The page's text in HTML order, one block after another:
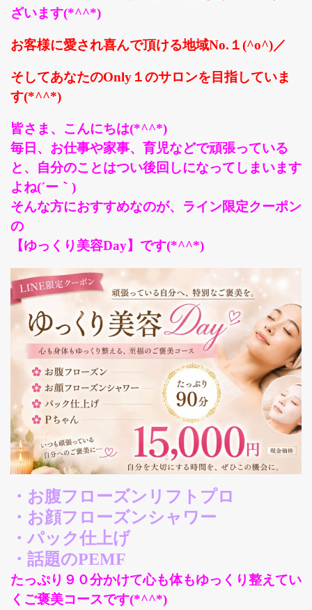
耳つぼダイエットスクール
GKスクール
ゲットレディー紹介
お客様のビフォーアフター
メディア情報
本店（福山店）
西条店
船町店
マイスリムレディー/公式
お問合せ
GKスクールへのお問合せ
ざいます(*^^*)
お客様に愛され喜んで頂ける地域No.１(^o^)／
そしてあなたのOnly１のサロンを目指していま
す(*^^*)
皆さま、こんにちは(*^^*)
毎日、お仕事や家事、育児などで頑張っている
と、自分のことはつい後回しになってしまいます
よね(´ー｀)
そんな方におすすめなのが、ライン限定クーポン
の
【ゆっくり美容Day】です(*^^*)
・お腹フローズンリフトプロ
・お顔フローズンシャワー
・パック仕上げ
・話題のPEMF
たっぷり９０分かけて心も体もゆっくり整えてい
くご褒美コースです(*^^*)